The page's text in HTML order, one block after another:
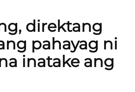
direktang
pahayag ni
inatake ang